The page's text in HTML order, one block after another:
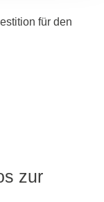
für den
zur